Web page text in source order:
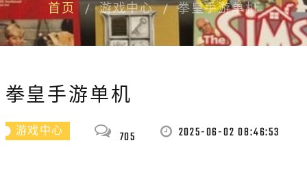
首页 游戏中心 拳皇手游单机
拳皇手游单机
游戏中心 705 2025-06-02 08:46:53